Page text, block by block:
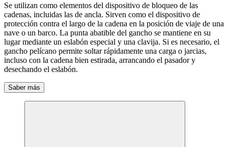
Se utilizan como elementos del dispositivo de bloqueo de las
cadenas, incluidas las de ancla. Sirven como el dispositivo de
protección contra el largo de la cadena en la posición de viaje de una
nave o un barco. La punta abatible del gancho se mantiene en su
lugar mediante un eslabón especial y una clavija. Si es necesario, el
gancho pelícano permite soltar rápidamente una carga o jarcias,
incluso con la cadena bien estirada, arrancando el pasador y
desechando el eslabón.
Saber más